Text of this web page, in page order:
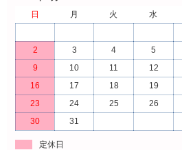
日
月 火 水
2
3 4 5
9
10 11 12
16
17 18 19
23
24 25 26
30
31
定休日